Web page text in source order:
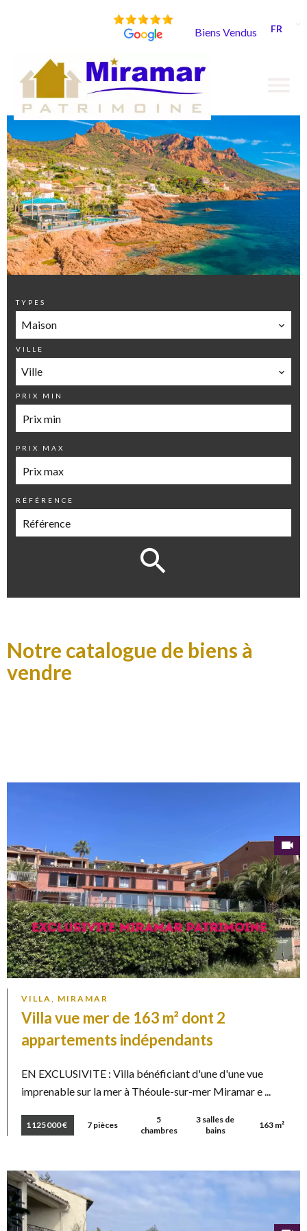
Biens Vendus FR
TYPES
Maison
VILLE
Ville
PRIX MIN
PRIX MAX
RÉFÉRENCE
Notre catalogue de biens à
vendre
VILLA, MIRAMAR
Villa vue mer de 163 m² dont 2
appartements indépendants
EN EXCLUSIVITE : Villa bénéficiant d'une d'une vue
imprenable sur la mer à Théoule-sur-mer Miramar e ...
1 125 000 € 7 pièces
5
chambres
3 salles de
bains
163 m²